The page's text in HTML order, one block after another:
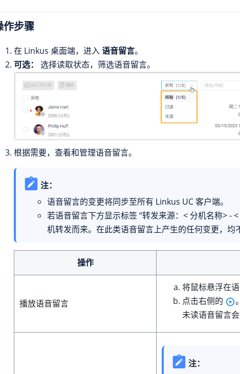
作步骤
在 Linkus 桌面端，进入语音留言。
可选：
选择读取状态，筛选语音留言。
根据需要，查看和管理语音留言。
注：
语音留言的变更将同步至所有 Linkus UC 客户端。
若语音留言下方显示标签 “转发来源：< 分机名称> -
机转发而来。在此类语音留言上产生的任何变更，均
操作
播放语音留言
将鼠标悬浮在语
点击右侧的
。
未读语音留言
注：